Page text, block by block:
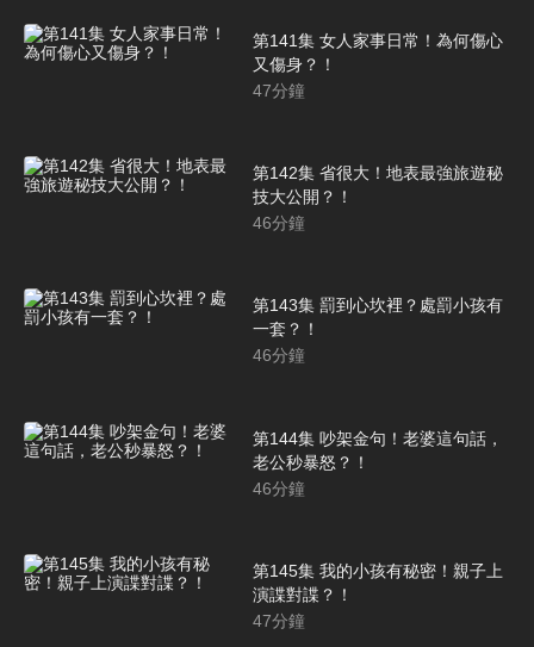
第141集 女人家事日常！為何傷心
又傷身？！
47分鐘
第142集 省很大！地表最強旅遊秘
技大公開？！
46分鐘
第143集 罰到心坎裡？處罰小孩有
一套？！
46分鐘
第144集 吵架金句！老婆這句話，
老公秒暴怒？！
46分鐘
第145集 我的小孩有秘密！親子上
演諜對諜？！
47分鐘